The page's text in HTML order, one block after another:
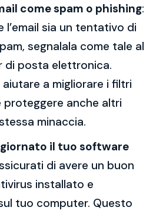
come spam o phishing:
l’email sia un tentativo di
segnalala come tale al
di posta elettronica.
a migliorare i filtri
anche altri
minaccia.
il tuo software
di avere un buon
installato e
tuo computer. Questo